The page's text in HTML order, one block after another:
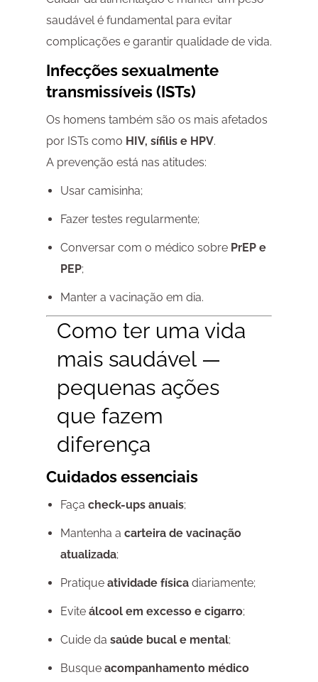
saudável é fundamental para evitar
complicações e garantir qualidade de vida.
Infecções sexualmente
transmissíveis (ISTs)
Os homens também são os mais afetados
por ISTs como HIV, sífilis e HPV.
A prevenção está nas atitudes:
Usar camisinha;
Fazer testes regularmente;
Conversar com o médico sobre PrEP e
PEP;
Manter a vacinação em dia.
Como ter uma vida
mais saudável —
pequenas ações
que fazem
diferença
Cuidados essenciais
Faça check-ups anuais;
Mantenha a carteira de vacinação
atualizada;
Pratique atividade físicadiariamente;
Evite álcool em excesso e cigarro;
Cuide da saúde bucal e mental;
Busque acompanhamento médico